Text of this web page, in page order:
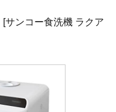
[サンコー食洗機 ラクア